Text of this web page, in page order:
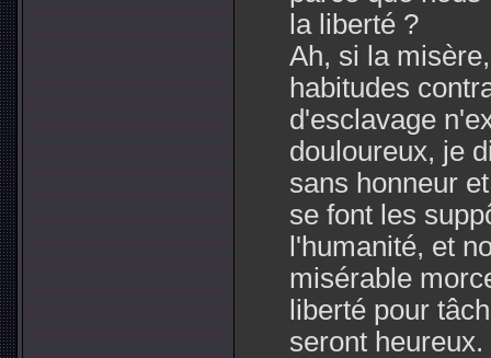
la liberté ?
Ah, si la
habitudes
d'esclavage
douloureux, je
sans honneur
se font les
l'humanité, et
misérable
liberté pour
seront heureux.